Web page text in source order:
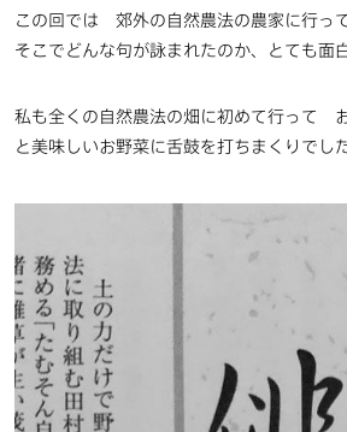
この回では 郊外の自然農法の農家に行っ
そこでどんな句が詠まれたのか、とても面
私も全くの自然農法の畑に初めて行って
と美味しいお野菜に舌鼓を打ちまくりでし